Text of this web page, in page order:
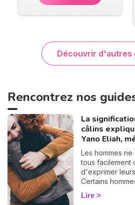
Découvrir d'autres
Rencontrez nos
La
câlins
Yano Eliah,
Les hommes ne
tous facilement
d'exprimer
Certains
habitués à
sentiments, par
Lire